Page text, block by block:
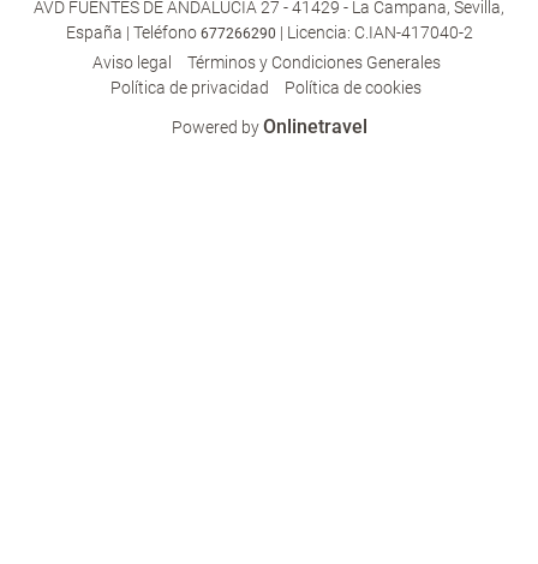
AVD FUENTES DE ANDALUCIA 27 - 41429 - La Campana, Sevilla,
España | Teléfono 677266290 | Licencia: C.IAN-417040-2
Aviso legal
Términos y Condiciones Generales
Polí­tica de privacidad
Política de cookies
Powered byOnlinetravel